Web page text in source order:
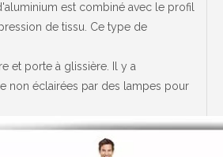
est combiné avec le profil
de tissu. Ce type de
et porte à glissière. Il y a
non éclairées par des lampes pour